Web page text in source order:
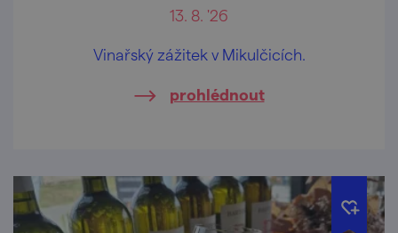
13. 8. '26
Vinařský zážitek v Mikulčicích.
prohlédnout